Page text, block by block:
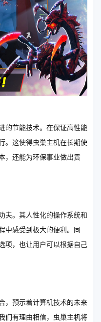
的节能技术。在保证高性能
。这使得虫巢主机在长期使
，还能为环保事业做出贡
夫。其人性化的操作系统和
中感受到极大的便利。同
项，也让用户可以根据自己
，预示着计算机技术的未来
们有理由相信，虫巢主机将